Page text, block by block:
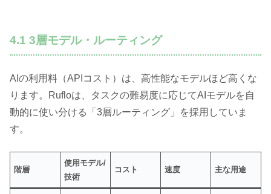
4.1 3層モデル・ルーティング
AIの利用料（APIコスト）は、高性能なモデルほど高くな
ります。Rufloは、タスクの難易度に応じてAIモデルを自
動的に使い分ける「3層ルーティング」を採用していま
す。
階層
使用モデル/
技術
コスト 速度 主な用途